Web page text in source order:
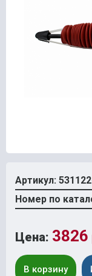
Артикул:
Номер по
Цена: 3826
В корзину